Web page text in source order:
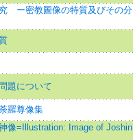
ー密教圖像の特質及びその分
題について
羅尊像集
像=Illustration: Image of Joshin